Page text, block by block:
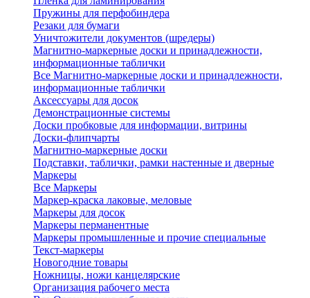
Пружины для перфобиндера
Резаки для бумаги
Уничтожители документов (шредеры)
Магнитно-маркерные доски и принадлежности,
информационные таблички
Все Магнитно-маркерные доски и принадлежности,
информационные таблички
Аксессуары для досок
Демонстрационные системы
Доски пробковые для информации, витрины
Доски-флипчарты
Магнитно-маркерные доски
Подставки, таблички, рамки настенные и дверные
Маркеры
Все Маркеры
Маркер-краска лаковые, меловые
Маркеры для досок
Маркеры перманентные
Маркеры промышленные и прочие специальные
Текст-маркеры
Новогодние товары
Ножницы, ножи канцелярские
Организация рабочего места